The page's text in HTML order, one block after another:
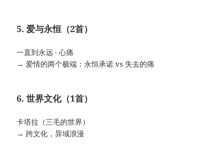
5. 爱与永恒（2首）
一直到永远 · 心痛
→ 爱情的两个极端：永恒承诺 vs 失去的痛
6. 世界文化（1首）
卡塔拉（三毛的世界）
→ 跨文化，异域浪漫